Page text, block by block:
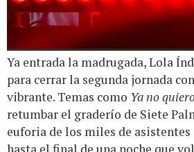
Ya entrada la madrugada, Lola
para cerrar la segunda jornada
vibrante. Temas como Ya no
retumbar el graderío de Siete
euforia de los miles de